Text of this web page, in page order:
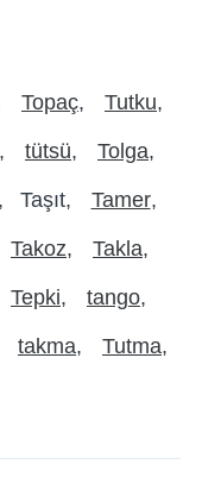
Topaç Tutku
tütsü Tolga
Taşıt Tamer
Takoz Takla
Tepki tango
takma Tutma